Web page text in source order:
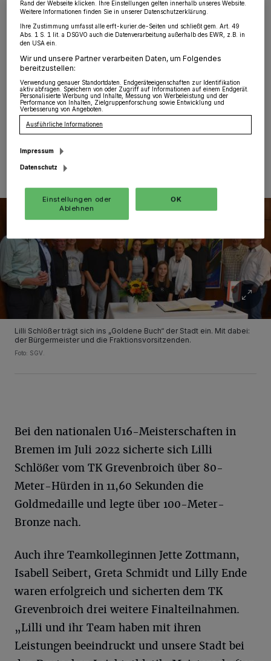
Grevenbroich· Zu Beginn der jüngsten Ratssitzung
stand ein besonderer Punkt auf der Tagesordnung: Lilli
Schlößer, Gewinnerin der Goldmedaille über 80-
Meter-Hürden der Deutschen Leichtathletik-
Meisterschaften der Altersklasse U16, trug sich in das
„Goldene Buch“ der Stadt ein.
Lilli Schlößer trägt sich ins „Goldene Buch“ der Stadt ein. Mit dabei:
der Bürgermeister und die Fraktionsvorsitzenden.
Foto: SGV.
Bei den nationalen U16-Meisterschaften in
Bremen im Juli 2022 sicherte sich Lilli
Schlößer vom TK Grevenbroich über 80-
Meter-Hürden in 11,60 Sekunden die
Goldmedaille und legte über 100-Meter-
Bronze nach.
Auch ihre Teamkolleginnen Jette Zottmann,
Isabell Seibert, Greta Schmidt und Lilly Ende
waren erfolgreich und sicherten dem TK
Grevenbroich drei weitere Finalteilnahmen.
„Lilli und ihr Team haben mit ihren
Leistungen beeindruckt und unsere Stadt bei
Rand der Webseite klicken. Ihre Einstellungen gelten innerhalb unseres Website.
Weitere Informationen finden Sie in unserer Datenschutzerklärung.
Ihre Zustimmung umfasst alle erft-kurier.de-Seiten und schließt gem. Art. 49
Abs. 1 S. 1 lit. a DSGVO auch die Datenverarbeitung außerhalb des EWR, z.B. in
den USA ein.
Wir und unsere Partner verarbeiten Daten, um Folgendes
bereitzustellen:
Verwendung genauer Standortdaten. Endgeräteeigenschaften zur Identifikation
aktiv abfragen. Speichern von oder Zugriff auf Informationen auf einem Endgerät.
Personalisierte Werbung und Inhalte, Messung von Werbeleistung und der
Performance von Inhalten, Zielgruppenforschung sowie Entwicklung und
Verbesserung von Angeboten.
Ausführliche Informationen
Impressum
Datenschutz
Einstellungen oder
Ablehnen
OK